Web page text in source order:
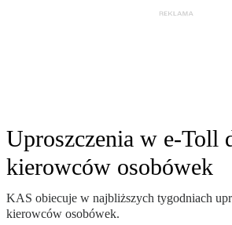
Uproszczenia w e-Toll
kierowców osobówek
KAS obiecuje w najbliższych tygodniach
kierowców osobówek.